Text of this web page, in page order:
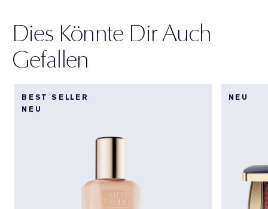
Dies Könnte Dir Auch
Gefallen
BEST SELLER
NEU
NEU